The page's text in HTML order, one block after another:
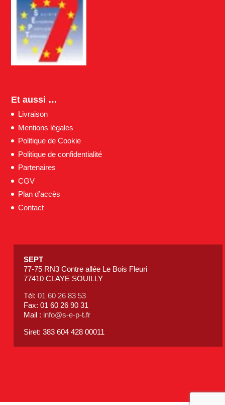
Et aussi …
Livraison
Mentions légales
Politique de Cookie
Politique de confidentialité
Partenaires
CGV
Plan d’accès
Contact
SEPT
77-75 RN3 Contre allée Le Bois Fleuri
77410 CLAYE SOUILLY
Tél:01 60 26 83 53
Fax: 01 60 26 90 31
Mail : info@s-e-p-t.fr
Siret: 383 604 428 00011